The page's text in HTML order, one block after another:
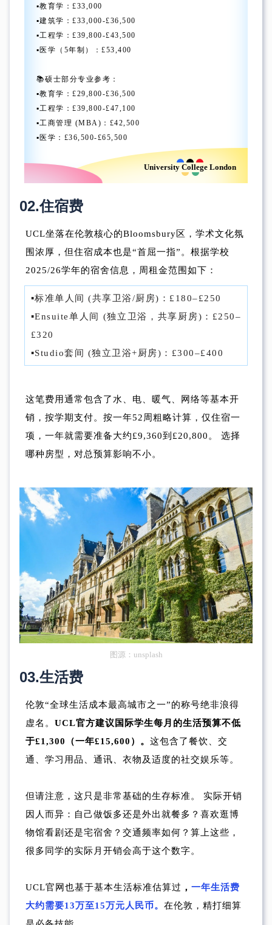
▪︎教育学：£33,000
▪︎建筑学：£33,000-£36,500
▪︎工程学：£39,800-£43,500
▪︎医学（5年制）：£53,400
📚硕士部分专业参考：
▪︎教育学：£29,800-£36,500
▪︎工程学：£39,800-£47,100
▪︎工商管理 (MBA)：£42,500
▪︎医学：£36,500-£65,500
University College London
02.住宿费
UCL坐落在伦敦核心的Bloomsbury区，学术文化氛
围浓厚，但住宿成本也是“首屈一指”。根据学校
2025/26学年的宿舍信息，周租金范围如下：
▪︎标准单人间 (共享卫浴/厨房)：£180–£250
▪︎Ensuite单人间 (独立卫浴，共享厨房)：£250–
£320
▪︎Studio套间 (独立卫浴+厨房)：£300–£400
这笔费用通常包含了水、电、暖气、网络等基本开
销，按学期支付。按一年52周粗略计算，仅住宿一
项，一年就需要准备大约£9,360到£20,800。 选择
哪种房型，对总预算影响不小。
图源：unsplash
03.生活费
伦敦“全球生活成本最高城市之一”的称号绝非浪得
虚名。 UCL官方建议国际学生每月的生活预算不低
于£1,300（一年£15,600）。 这包含了餐饮、交
通、学习用品、通讯、衣物及适度的社交娱乐等。
但请注意，这只是非常基础的生存标准。 实际开销
因人而异：自己做饭多还是外出就餐多？喜欢逛博
物馆看剧还是宅宿舍？交通频率如何？算上这些，
很多同学的实际月开销会高于这个数字。
UCL官网也基于基本生活标准估算过 ， 一年生活费
大约需要13万至15万元人民币。 在伦敦，精打细算